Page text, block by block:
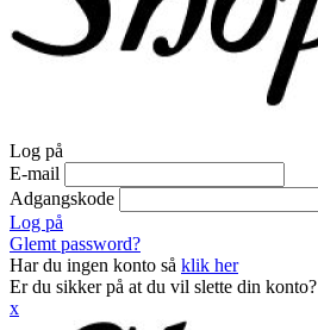
Log på
E-mail
Adgangskode
Log på
Glemt password?
Har du ingen konto så klik her
Er du sikker på at du vil slette din konto?
x